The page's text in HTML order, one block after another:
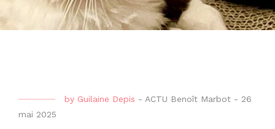
by Guilaine Depis - ACTU Benoît Marbot - 26
mai 2025